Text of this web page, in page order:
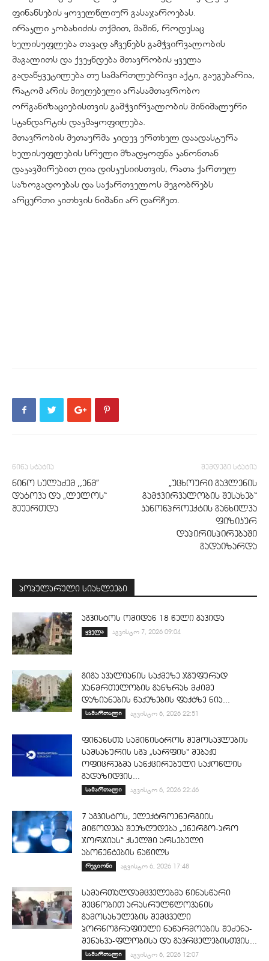
ფინანსების ყოველწლიურ გასაჯაროებას.
ირაკლი კობახიძის თქმით, მაშინ, როდესაც
ხელისუფლება თავად აჩვენებს გამჭვირვალობის
მაგალითს და ქვეყნდება მთავრობის ყველა
გადაწყვეტილება თუ სამართლებრივი აქტი, გაუგებარია,
რატომ არის მიუღებელი არასამთავრობო
ორგანიზაციებისთვის გამჭვირვალობის მინიმალური
სტანდარტის დაკმაყოფილება.
მთავრობის მეთაურმა კიდევ ერთხელ დაადასტურა
ხელისუფლების სრული მზადყოფნა კანონთან
დაკავშირებით ღია დისკუსიისთვის, რათა ქართულ
საზოგადოებას და საქართველოს მეგობრებს
არცერთი კითხვის ნიშანი არ დარჩეთ.
წინა სტატია
ნინო სულაძემ ,,ენმ”
დატოვა და „ლელოს“
შეუერთდა
შემდეგი სტატია
„უცხოური გავლენის
გამჭვირვალობის შესახებ“
კანონპროექტის განხილვა
ფიზიკურ
დაპირისპირებაში
გადაიზარდა
პოპულარული სიახლეები
აგვისტოს ომიდან 18 წელი გავიდა
ყველა აგვისტო 7, 2026 09:04
გიგა ავალიანის საქმეზე ჯგუფურად
ჯანმრთელობის განზრახ მძიმე
დაზიანების წაქეზების ფაქტზე ნია...
სამართალი აგვისტო 6, 2026 22:51
ფინანსთა სამინისტროს შემოსავლების
სამსახურის სგპ „სარფის“ მებაჟე
ოფიცრებმა სანქცირებული საქონლის
გადაზიდვის...
სამართალი აგვისტო 6, 2026 22:46
7 აგვისტოს, ელექტროენერგიის
მიწოდება შეეზღუდება „ენერგო-პრო
ჯორჯიას“ ქსელში არსებული
აბონენტების ნაწილს
რეგიონი აგვისტო 6, 2026 17:48
სამართალდამცველებმა წინასწარი
შეცნობით არასრულწლოვანის
გამოსახულების შემცველი
პორნოგრაფიული ნაწარმოების შეძენა-
შენახვა-ფლობისა და გავრცელებისთვის...
სამართალი აგვისტო 6, 2026 12:07